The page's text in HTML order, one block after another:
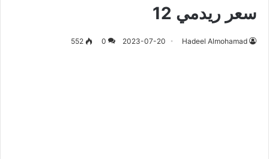
سعر ريدمي 12
Hadeel Almohamad
2023-07-20
0
552